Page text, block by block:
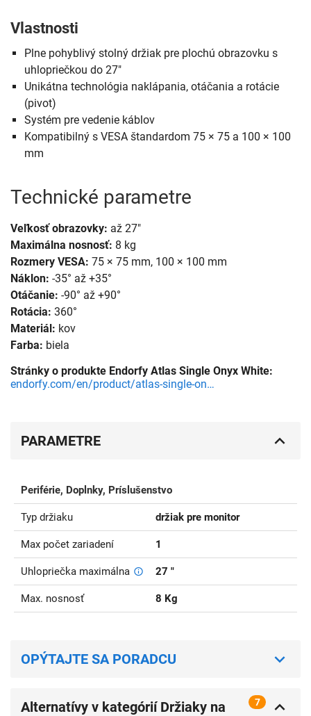
Vlastnosti
Plne pohyblivý stolný držiak pre plochú obrazovku s
uhlopriečkou do 27"
Unikátna technológia naklápania, otáčania a rotácie
(pivot)
Systém pre vedenie káblov
Kompatibilný s VESA štandardom 75 × 75 a 100 × 100
mm
Technické parametre
Veľkosť obrazovky: až 27"
Maximálna nosnosť: 8 kg
Rozmery VESA: 75 × 75 mm, 100 × 100 mm
Náklon: -35° až +35°
Otáčanie: -90° až +90°
Rotácia: 360°
Materiál: kov
Farba: biela
Stránky o produkte Endorfy Atlas Single Onyx White:
endorfy.com/en/product/atlas-single-onyx-white/
PARAMETRE
Periférie, Doplnky, Príslušenstvo
Typ držiaku držiak pre monitor
Max počet zariadení 1
Uhlopriečka maximálna 27 "
Max. nosnosť 8 Kg
OPÝTAJTE SA PORADCU
Alternatívy v kategórií Držiaky na
7